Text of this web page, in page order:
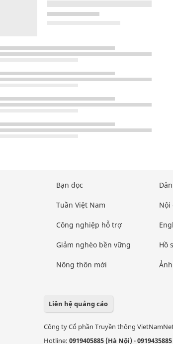
Bạn đọc
Tuần Việt Nam
Công nghiệp hỗ trợ
Giảm nghèo bền vững
Nông thôn mới
Nội
Hồ
Ảnh
Liên hệ quảng cáo
Công ty Cổ phần Truyền thông
Hotline: 0919405885 (Hà Nội)-